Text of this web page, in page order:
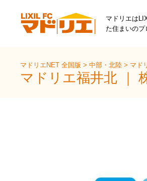
マドリエは
た住まいのプ
マドリエNET 全国版>中部・北陸> マド
マドリエ福井北 ｜